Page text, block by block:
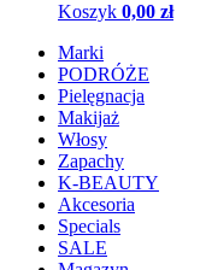
Koszyk 0,00 zł
Marki
PODRÓŻE
Pielęgnacja
Makijaż
Włosy
Zapachy
K-BEAUTY
Akcesoria
Specials
SALE